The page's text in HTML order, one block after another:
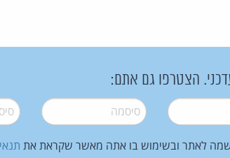
הצטרפו גם אתם:
סיסמה*
לאתר ובשימוש בו אתה מאשר שקראת את